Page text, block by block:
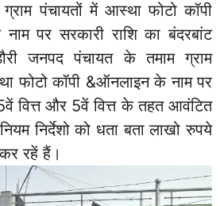
पंचायतों में आस्था फोटो कॉपी
पर सरकारी राशि का बंदरबांट
जनपद पंचायत के तमाम ग्राम
फोटो कॉपी &ऑनलाइन के नाम पर
वित्त और 5वें वित्त के तहत आवंटित
निर्देशो को धता बता लाखो रुपये
रहें हैं।